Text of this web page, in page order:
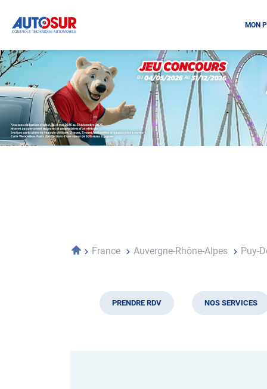
MON
Opération
spéciale
Mai
-
Décembre
2026
Locations
AccueilFrance Auvergne-Rhône-Alpes Puy-
PRENDRE RDV NOS SERVICES